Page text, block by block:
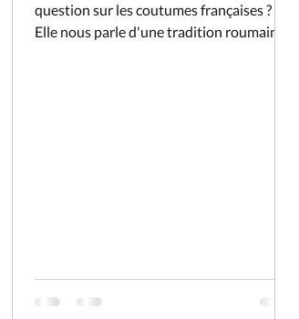
question sur les coutumes françaises ?
Elle nous parle d'une tradition roumaine,